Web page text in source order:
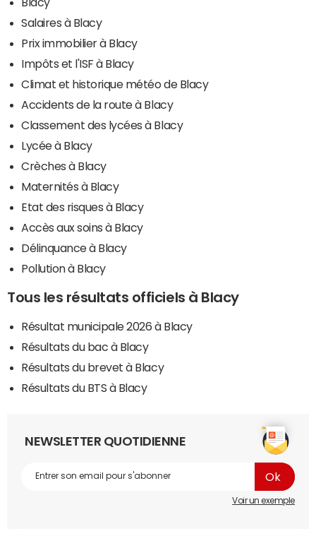
Salaires à Blacy
Prix immobilier à Blacy
Impôts et l'ISF à Blacy
Climat et historique météo de Blacy
Accidents de la route à Blacy
Classement des lycées à Blacy
Lycée à Blacy
Crèches à Blacy
Maternités à Blacy
Etat des risques à Blacy
Accès aux soins à Blacy
Délinquance à Blacy
Pollution à Blacy
Tous les résultats officiels à Blacy
Résultat municipale 2026 à Blacy
Résultats du bac à Blacy
Résultats du brevet à Blacy
Résultats du BTS à Blacy
NEWSLETTER QUOTIDIENNE
Voir un exemple